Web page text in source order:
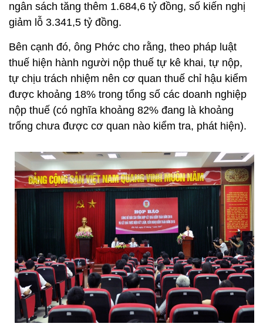
ngân sách tăng thêm 1.684,6 tỷ đồng, số kiến nghị
giảm lỗ 3.341,5 tỷ đồng.
Bên cạnh đó, ông Phớc cho rằng, theo pháp luật
thuế hiện hành người nộp thuế tự kê khai, tự nộp,
tự chịu trách nhiệm nên cơ quan thuế chỉ hậu kiểm
được khoảng 18% trong tổng số các doanh nghiệp
nộp thuế (có nghĩa khoảng 82% đang là khoảng
trống chưa được cơ quan nào kiểm tra, phát hiện).